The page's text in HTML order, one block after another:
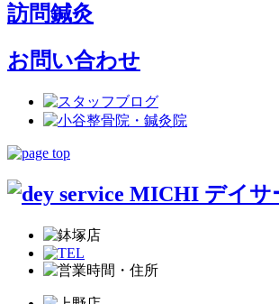
訪問鍼灸
お問い合わせ